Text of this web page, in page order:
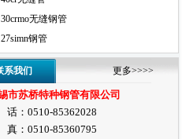
30crmo无缝钢管
27simn钢管
我们 更多>>>>
市苏桥特种钢管有限公司
：0510-85362028
：0510-85360795